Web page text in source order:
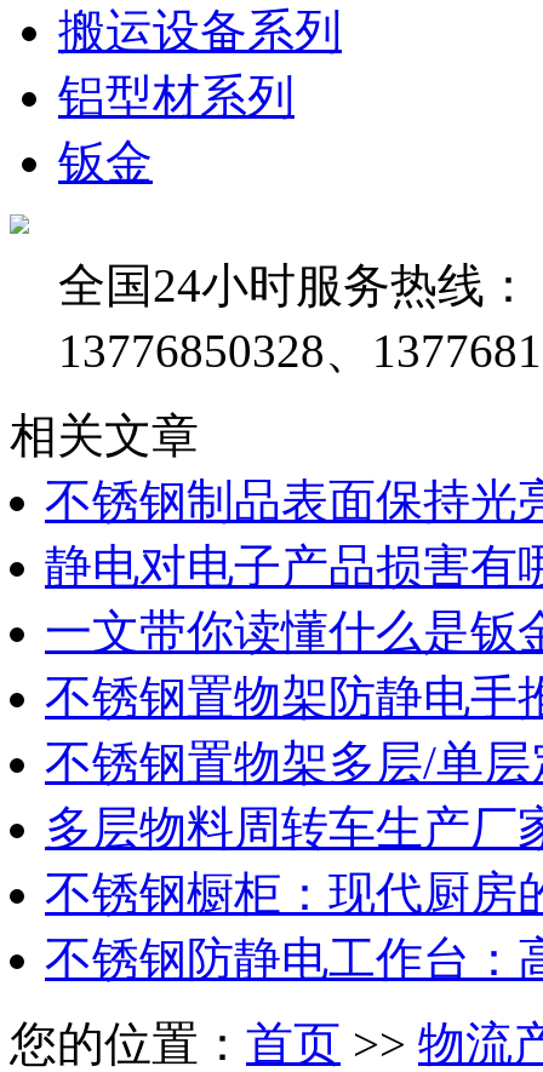
搬运设备系列
铝型材系列
钣金
全国24小时服务热线：
13776850328、
相关文章
不锈钢制品表面保持光
静电对电子产品损害有
一文带你读懂什么是钣
不锈钢置物架防静电手
不锈钢置物架多层/单
多层物料周转车生产厂
不锈钢橱柜：现代厨房
不锈钢防静电工作台：
您的位置： 首页 >> 物流